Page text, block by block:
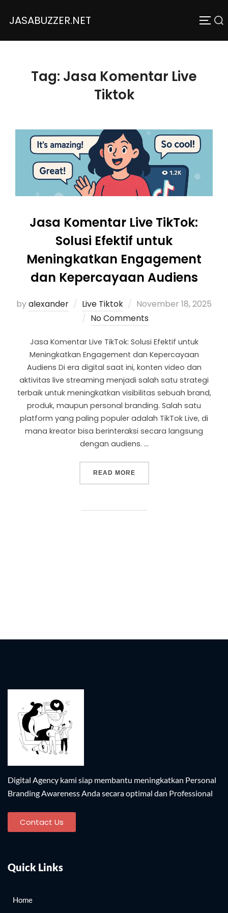
JASABUZZER.NET
Tag: Jasa Komentar Live
Tiktok
Jasa Komentar Live TikTok:
Solusi Efektif untuk
Meningkatkan Engagement
dan Kepercayaan Audiens
byalexander Live Tiktok
November 18, 2025
No Comments
Jasa Komentar Live TikTok: Solusi Efektif untuk
Meningkatkan Engagement dan Kepercayaan
Audiens Di era digital saat ini, konten video dan
aktivitas live streaming menjadi salah satu strategi
terbaik untuk meningkatkan visibilitas sebuah brand,
produk, maupun personal branding. Salah satu
platform yang paling populer adalah TikTok Live, di
mana kreator bisa berinteraksi secara langsung
dengan audiens. …
READ MORE
Digital Agency kami siap membantu meningkatkan Personal
Branding Awareness Anda secara optimal dan Professional​
Contact Us
Quick Links
Home